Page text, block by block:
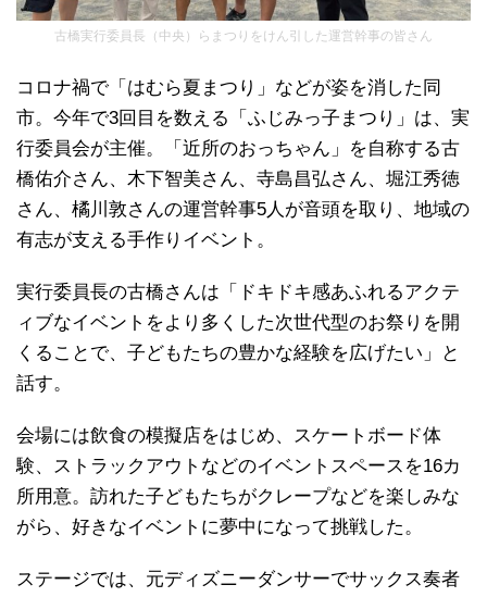
古橋実行委員長（中央）らまつりをけん引した運営幹事の皆さん
コロナ禍で「はむら夏まつり」などが姿を消した同
市。今年で3回目を数える「ふじみっ子まつり」は、実
行委員会が主催。「近所のおっちゃん」を自称する古
橋佑介さん、木下智美さん、寺島昌弘さん、堀江秀徳
さん、橘川敦さんの運営幹事5人が音頭を取り、地域の
有志が支える手作りイベント。
実行委員長の古橋さんは「ドキドキ感あふれるアクテ
ィブなイベントをより多くした次世代型のお祭りを開
くることで、子どもたちの豊かな経験を広げたい」と
話す。
会場には飲食の模擬店をはじめ、スケートボード体
験、ストラックアウトなどのイベントスペースを16カ
所用意。訪れた子どもたちがクレープなどを楽しみな
がら、好きなイベントに夢中になって挑戦した。
ステージでは、元ディズニーダンサーでサックス奏者